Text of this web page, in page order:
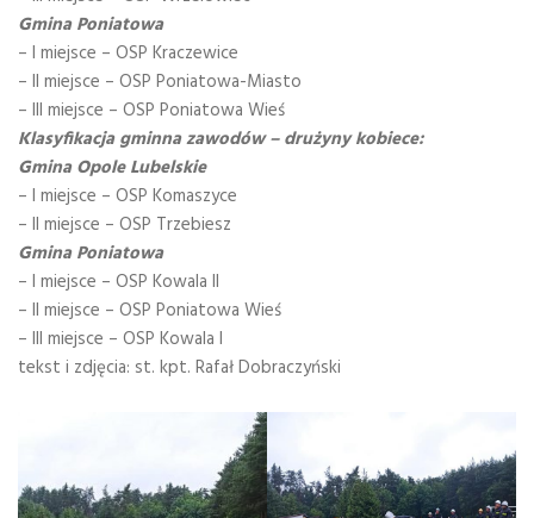
Gmina Poniatowa
– I miejsce – OSP Kraczewice
– II miejsce – OSP Poniatowa-Miasto
– III miejsce – OSP Poniatowa Wieś
Klasyfikacja gminna zawodów – drużyny kobiece:
Gmina Opole Lubelskie
– I miejsce – OSP Komaszyce
– II miejsce – OSP Trzebiesz
Gmina Poniatowa
– I miejsce – OSP Kowala II
– II miejsce – OSP Poniatowa Wieś
– III miejsce – OSP Kowala I
tekst i zdjęcia: st. kpt. Rafał Dobraczyński